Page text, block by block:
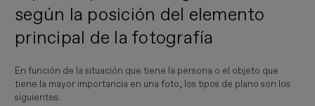
según la posición del elemento
principal de la fotografía
En función de la situación que tiene la persona o el objeto que
tiene la mayor importancia en una foto, los tipos de plano son los
siguientes: